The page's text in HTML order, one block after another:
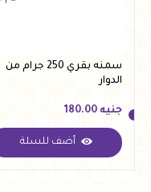
سمنه بقري 250 جرام من
الدوار
جنيه
جنيه 180.00
أضف للسلة